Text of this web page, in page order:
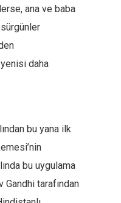
ana ve baba
sürgünler
daha
bu yana ilk
bu uygulama
Gandhi tarafından